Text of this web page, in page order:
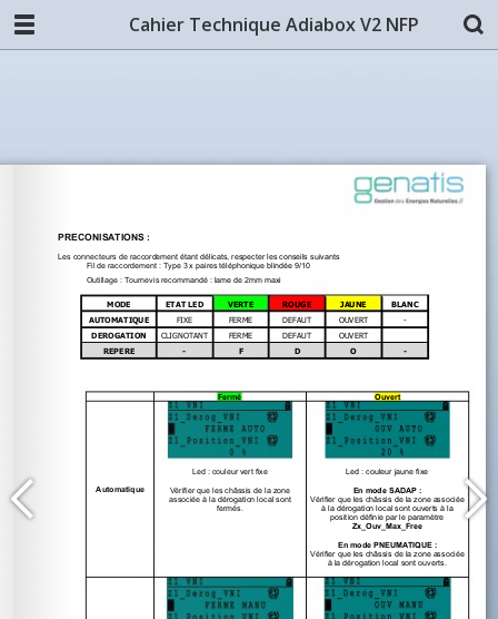
Cahier Technique Adiabox V2 NFP